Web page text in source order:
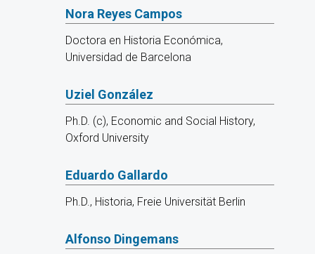
Nora Reyes Campos
Doctora en Historia Económica,
Universidad de Barcelona
Uziel González
Ph.D. (c), Economic and Social History,
Oxford University
Eduardo Gallardo
Ph.D., Historia, Freie Universität Berlin
Alfonso Dingemans